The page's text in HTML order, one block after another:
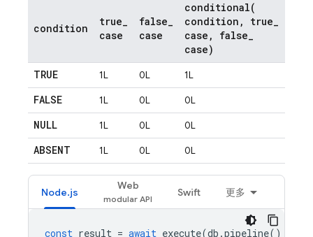
condition
true_
case
false_
case
conditional(
condition , true_
case , false_
case)
TRUE
1L 0L 1L
FALSE 1L 0L 0L
NULL 1L 0L 0L
ABSENT 1L 0L 0L
Node.js
Web
Swift 更多
const result = await execute(db .pipeline()